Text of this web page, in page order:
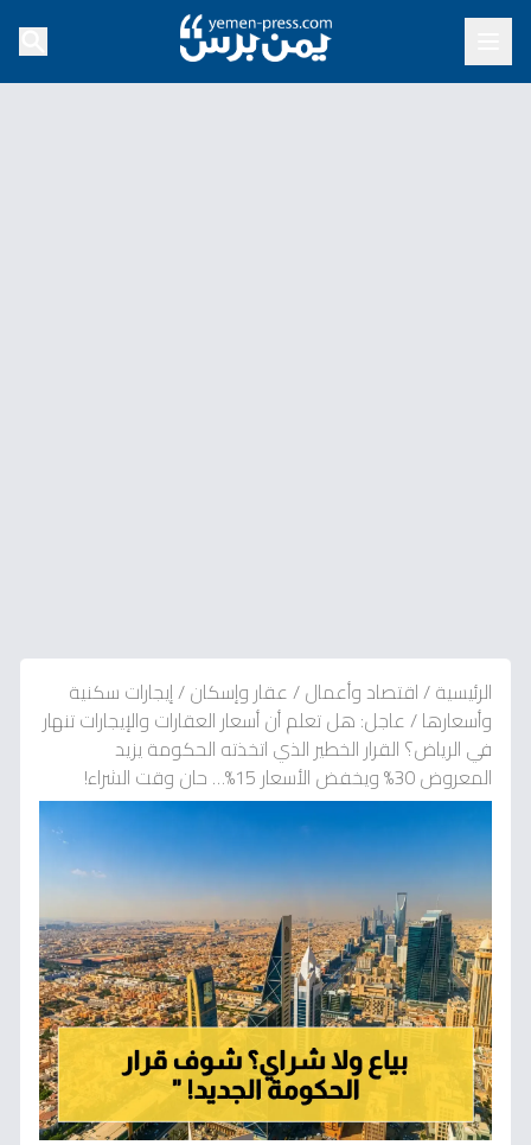
الرئيسية/اقتصاد وأعمال/عقار وإسكان/إيجارات سكنية
وأسعارها/عاجل: هل تعلم أن أسعار العقارات والإيجارات تنهار
في الرياض؟ القرار الخطير الذي اتخذته الحكومة يزيد
المعروض 30% ويخفض الأسعار 15%… حان وقت الشراء!